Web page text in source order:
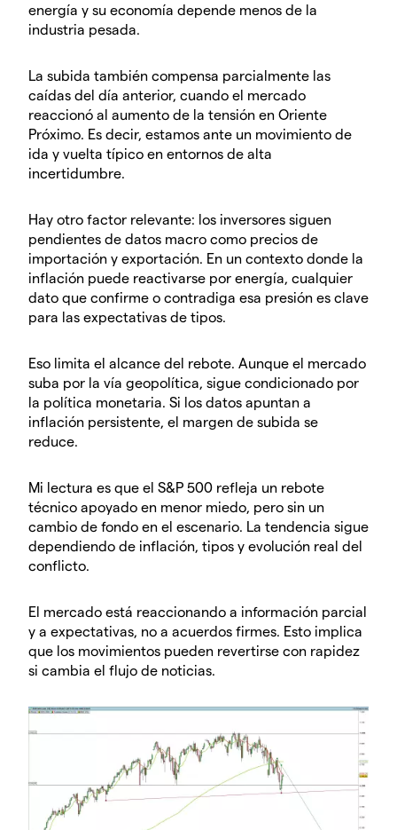
energía y su economía depende menos de la
industria pesada.
La subida también compensa parcialmente las
caídas del día anterior, cuando el mercado
reaccionó al aumento de la tensión en Oriente
Próximo. Es decir, estamos ante un movimiento de
ida y vuelta típico en entornos de alta
incertidumbre.
Hay otro factor relevante: los inversores siguen
pendientes de datos macro como precios de
importación y exportación. En un contexto donde la
inflación puede reactivarse por energía, cualquier
dato que confirme o contradiga esa presión es clave
para las expectativas de tipos.
Eso limita el alcance del rebote. Aunque el mercado
suba por la vía geopolítica, sigue condicionado por
la política monetaria. Si los datos apuntan a
inflación persistente, el margen de subida se
reduce.
Mi lectura es que el S&P 500 refleja un rebote
técnico apoyado en menor miedo, pero sin un
cambio de fondo en el escenario. La tendencia sigue
dependiendo de inflación, tipos y evolución real del
conflicto.
El mercado está reaccionando a información parcial
y a expectativas, no a acuerdos firmes. Esto implica
que los movimientos pueden revertirse con rapidez
si cambia el flujo de noticias.